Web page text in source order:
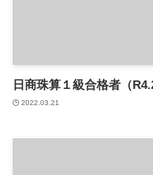
日商珠算１級合格者（
2022.03.21